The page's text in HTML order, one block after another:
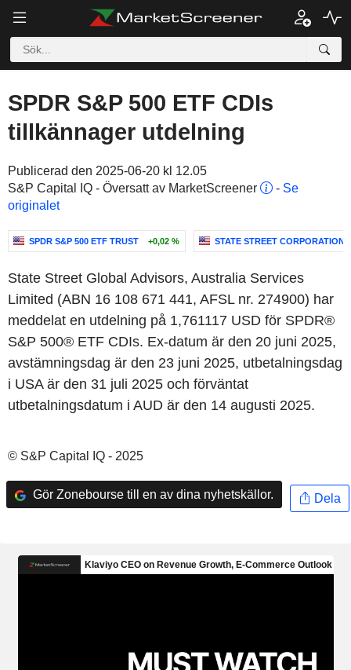
SPDR S&P 500 ETF CDIs
tillkännager utdelning
Publicerad den 2025-06-20 kl 12.05
S&P Capital IQ - Översatt av MarketScreener
- Se
originalet
SPDR S&P 500 ETF TRUST +0,02 % STATE STREET CORPORATION
State Street Global Advisors, Australia Services
Limited (ABN 16 108 671 441, AFSL nr. 274900) har
meddelat en utdelning på 1,761117 USD för SPDR®
S&P 500® ETF CDIs. Ex-datum är den 20 juni 2025,
avstämningsdag är den 23 juni 2025, utbetalningsdag
i USA är den 31 juli 2025 och förväntat
utbetalningsdatum i AUD är den 14 augusti 2025.
© S&P Capital IQ - 2025
Gör Zonebourse till en av dina nyhetskällor. Dela